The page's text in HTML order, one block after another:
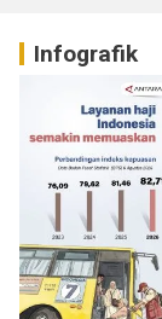
Infografik